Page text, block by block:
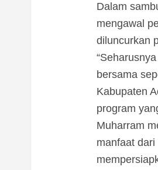
Dalam
mengawal
diluncurkan
bersama
Kabupaten
program
Muharram
manfaat